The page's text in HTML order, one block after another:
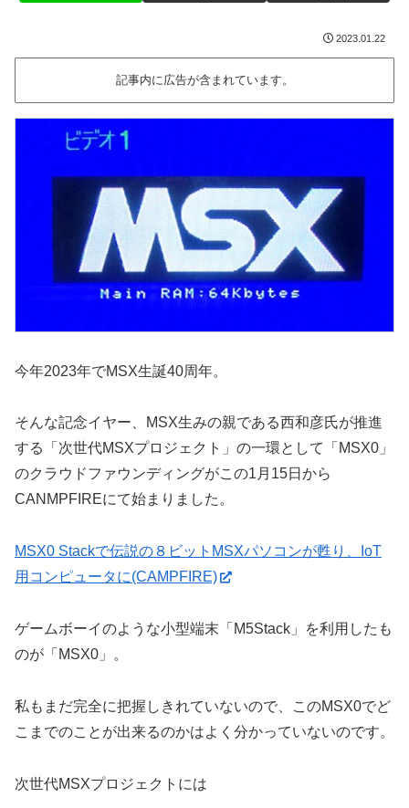
2023.01.22
記事内に広告が含まれています。
今年2023年でMSX生誕40周年。
そんな記念イヤー、MSX生みの親である西和彦氏が推進
する「次世代MSXプロジェクト」の一環として「MSX0」
のクラウドファウンディングがこの1月15日から
CANMPFIREにて始まりました。
MSX0 Stackで伝説の８ビットMSXパソコンが甦り、IoT
用コンピュータに(CAMPFIRE)
ゲームボーイのような小型端末「M5Stack」を利用したも
のが「MSX0」。
私もまだ完全に把握しきれていないので、このMSX0でど
こまでのことが出来るのかはよく分かっていないのです。
次世代MSXプロジェクトには